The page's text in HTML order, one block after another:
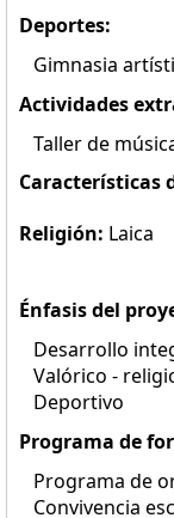
Deportes:
Gimnasia
Actividades
Taller de
Características
Religión: Laica
Énfasis del
Desarrollo
Valórico -
Deportivo
Programa de
Programa de
Convivencia